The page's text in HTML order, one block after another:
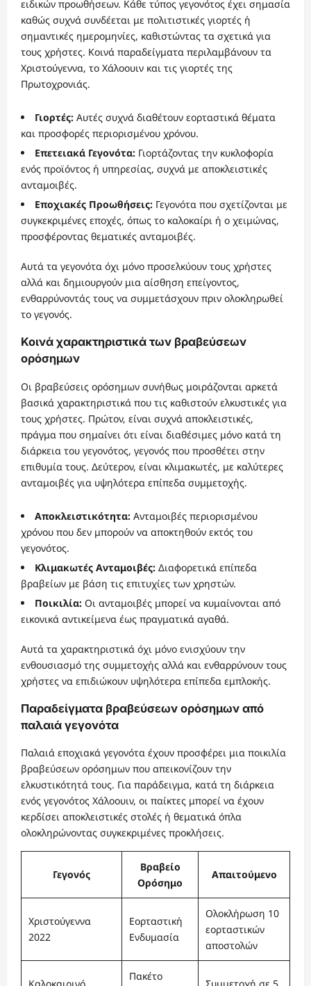
ειδικών προωθήσεων. Κάθε τύπος γεγονότος έχει σημασία
καθώς συχνά συνδέεται με πολιτιστικές γιορτές ή
σημαντικές ημερομηνίες, καθιστώντας τα σχετικά για
τους χρήστες. Κοινά παραδείγματα περιλαμβάνουν τα
Χριστούγεννα, το Χάλοουιν και τις γιορτές της
Πρωτοχρονιάς.
Γιορτές: Αυτές συχνά διαθέτουν εορταστικά θέματα
και προσφορές περιορισμένου χρόνου.
Επετειακά Γεγονότα: Γιορτάζοντας την κυκλοφορία
ενός προϊόντος ή υπηρεσίας, συχνά με αποκλειστικές
ανταμοιβές.
Εποχιακές Προωθήσεις: Γεγονότα που σχετίζονται με
συγκεκριμένες εποχές, όπως το καλοκαίρι ή ο χειμώνας,
προσφέροντας θεματικές ανταμοιβές.
Αυτά τα γεγονότα όχι μόνο προσελκύουν τους χρήστες
αλλά και δημιουργούν μια αίσθηση επείγοντος,
ενθαρρύνοντάς τους να συμμετάσχουν πριν ολοκληρωθεί
το γεγονός.
Κοινά χαρακτηριστικά των βραβεύσεων
ορόσημων
Οι βραβεύσεις ορόσημων συνήθως μοιράζονται αρκετά
βασικά χαρακτηριστικά που τις καθιστούν ελκυστικές για
τους χρήστες. Πρώτον, είναι συχνά αποκλειστικές,
πράγμα που σημαίνει ότι είναι διαθέσιμες μόνο κατά τη
διάρκεια του γεγονότος, γεγονός που προσθέτει στην
επιθυμία τους. Δεύτερον, είναι κλιμακωτές, με καλύτερες
ανταμοιβές για υψηλότερα επίπεδα συμμετοχής.
Αποκλειστικότητα: Ανταμοιβές περιορισμένου
χρόνου που δεν μπορούν να αποκτηθούν εκτός του
γεγονότος.
Κλιμακωτές Ανταμοιβές: Διαφορετικά επίπεδα
βραβείων με βάση τις επιτυχίες των χρηστών.
Ποικιλία: Οι ανταμοιβές μπορεί να κυμαίνονται από
εικονικά αντικείμενα έως πραγματικά αγαθά.
Αυτά τα χαρακτηριστικά όχι μόνο ενισχύουν την
ενθουσιασμό της συμμετοχής αλλά και ενθαρρύνουν τους
χρήστες να επιδιώκουν υψηλότερα επίπεδα εμπλοκής.
Παραδείγματα βραβεύσεων ορόσημων από
παλαιά γεγονότα
Παλαιά εποχιακά γεγονότα έχουν προσφέρει μια ποικιλία
βραβεύσεων ορόσημων που απεικονίζουν την
ελκυστικότητά τους. Για παράδειγμα, κατά τη διάρκεια
ενός γεγονότος Χάλοουιν, οι παίκτες μπορεί να έχουν
κερδίσει αποκλειστικές στολές ή θεματικά όπλα
ολοκληρώνοντας συγκεκριμένες προκλήσεις.
Γεγονός
Βραβείο
Ορόσημο
Απαιτούμενο
Χριστούγεννα
2022
Εορταστική
Ενδυμασία
Ολοκλήρωση 10
εορταστικών
αποστολών
Πακέτο